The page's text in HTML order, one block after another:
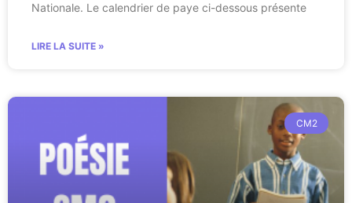
Nationale. Le calendrier de paye ci-dessous présente
LIRE LA SUITE »
CM2